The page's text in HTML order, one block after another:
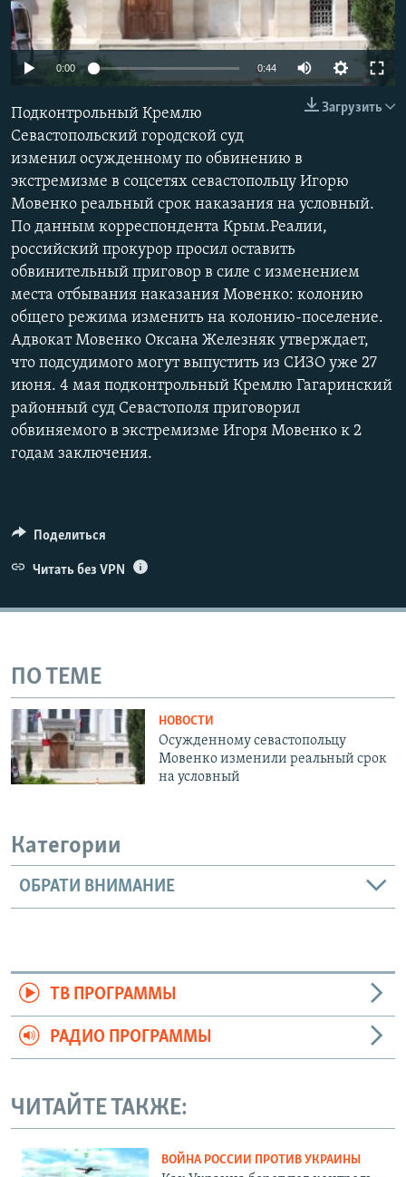
ПОБЕДИТЕЛЕЙ НЕ СУДЯТ?
КРЫМ.НЕПОКОРЕННЫЙ
УКРАИНСКАЯ ПРОБЛЕМА КРЫМА
ПРИСОЕДИНЯЙТЕСЬ!
Все сайты RFE/RL
0:00 0:44
Загрузить
Подконтрольный Кремлю
Севастопольский городской суд
изменил осужденному по обвинению в
экстремизме в соцсетях севастопольцу Игорю
Мовенко реальный срок наказания на условный.
По данным корреспондента Крым.Реалии,
российский прокурор просил оставить
обвинительный приговор в силе с изменением
места отбывания наказания Мовенко: колонию
общего режима изменить на колонию-поселение.
Адвокат Мовенко Оксана Железняк утверждает,
что подсудимого могут выпустить из СИЗО уже 27
июня. 4 мая подконтрольный Кремлю Гагаринский
районный суд Севастополя приговорил
обвиняемого в экстремизме Игоря Мовенко к 2
годам заключения.
Поделиться
Читать без VPN
ПО ТЕМЕ
НОВОСТИ
Осужденному севастопольцу
Мовенко изменили реальный срок
на условный
Категории
ОБРАТИ ВНИМАНИЕ
ТВ ПРОГРАММЫ
РАДИО ПРОГРАММЫ
ЧИТАЙТЕ ТАКЖЕ:
ВОЙНА РОССИИ ПРОТИВ УКРАИНЫ